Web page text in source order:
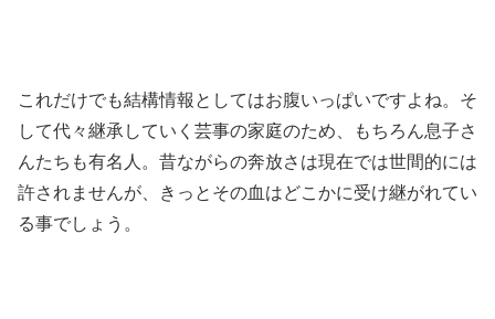
これだけでも結構情報としてはお腹いっぱいですよね。そ
して代々継承していく芸事の家庭のため、もちろん息子さ
んたちも有名人。昔ながらの奔放さは現在では世間的には
許されませんが、きっとその血はどこかに受け継がれてい
る事でしょう。